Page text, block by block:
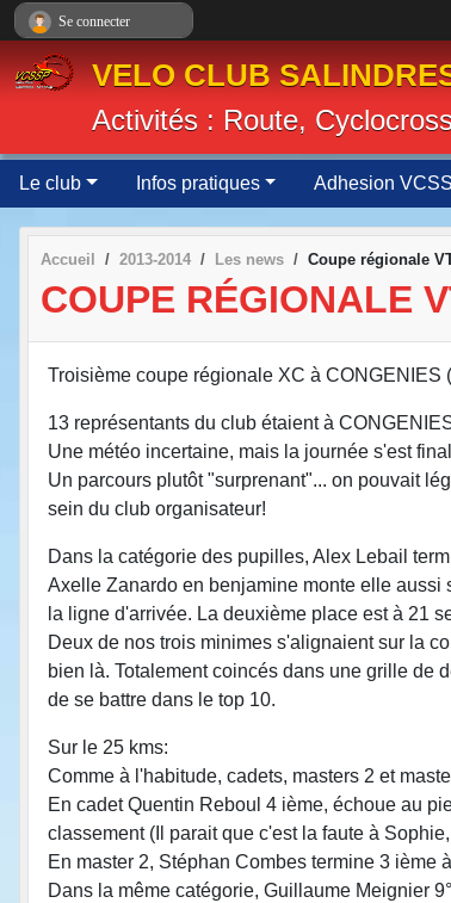
VELO CLUB
Activités : Route,
Le club Infos pratiques Adhesion
Accueil 2013-2014 Les news Coupe régionale
COUPE RÉGIONALE
Troisième coupe régionale XC à
13 représentants du club étaient à
Une météo incertaine, mais la journée s'est
Un parcours plutôt "surprenant"... on pouvait
sein du club organisateur!
Dans la catégorie des pupilles, Alex Lebail
Axelle Zanardo en benjamine monte elle aussi
la ligne d'arrivée. La deuxième place est à 21
Deux de nos trois minimes s'alignaient sur la
bien là. Totalement coincés dans une grille de
de se battre dans le top 10.
Sur le 25 kms:
Comme à l'habitude, cadets, masters 2 et
En cadet Quentin Reboul 4 ième, échoue au
classement (Il parait que c'est la faute à
En master 2, Stéphan Combes termine 3 ième
Dans la même catégorie, Guillaume Meignier
Se connecter
Panneau de gestion des cookies